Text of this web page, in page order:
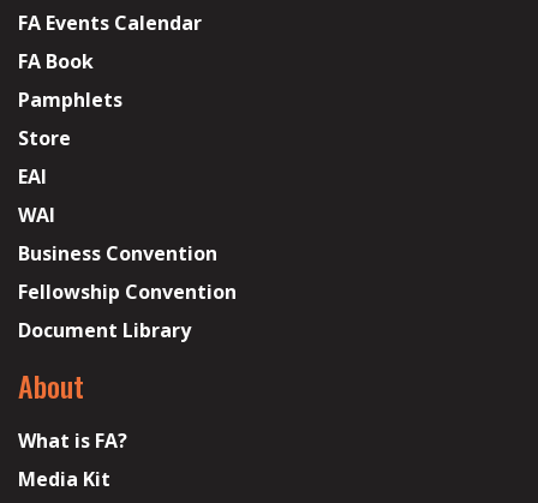
FA Events Calendar
FA Book
Pamphlets
Store
EAI
WAI
Business Convention
Fellowship Convention
Document Library
About
What is FA?
Media Kit